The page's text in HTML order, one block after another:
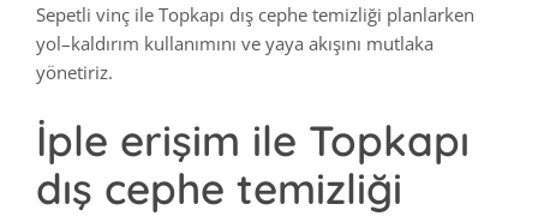
Sepetli vinç ile Topkapı dış cephe temizliği planlarken
yol–kaldırım kullanımını ve yaya akışını mutlaka
yönetiriz.
İple erişim ile Topkapı
dış cephe temizliği